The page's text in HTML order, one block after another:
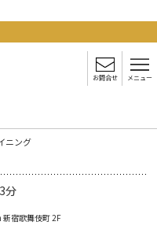
お問合せ メニュー
ニング
分
宿歌舞伎町 2F